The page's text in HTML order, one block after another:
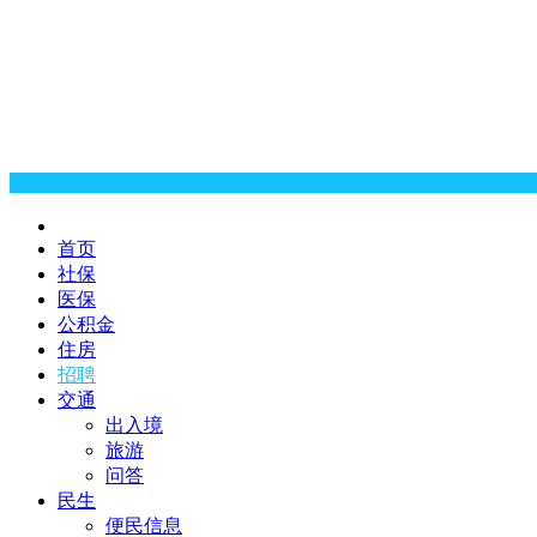
首页
社保
医保
公积金
住房
招聘
交通
出入境
旅游
问答
民生
便民信息